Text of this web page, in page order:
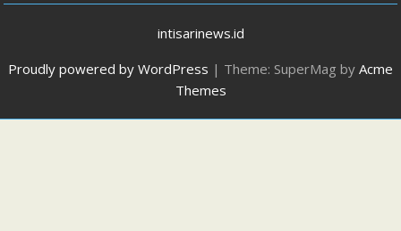
intisarinews.id
Proudly powered by WordPress | Theme: SuperMag by Acme
Themes